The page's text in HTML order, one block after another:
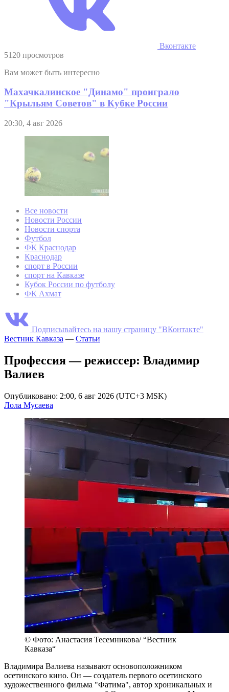
Вконтакте
5120 просмотров
Вам может быть интересно
Махачкалинское "Динамо" проиграло
"Крыльям Советов" в Кубке России
20:30, 4 авг 2026
Все новости
Новости России
Новости спорта
Футбол
ФК Краснодар
Краснодар
спорт в России
спорт на Кавказе
Кубок России по футболу
ФК Ахмат
Подписывайтесь на нашу страницу "ВКонтакте"
Вестник Кавказа — Статьи
Профессия — режиссер: Владимир
Валиев
Опубликовано: 2:00, 6 авг 2026 (UTC+3 MSK)
Лола Мусаева
© Фото: Анастасия Тесемникова/ “Вестник
Кавказа“
Владимира Валиева называют основоположником
осетинского кино. Он — создатель первого осетинского
художественного фильма "Фатима", автор хроникальных и